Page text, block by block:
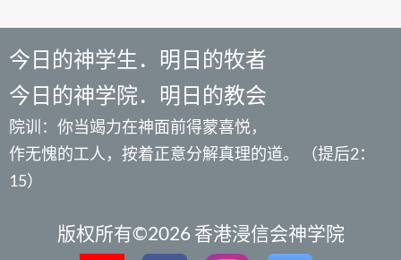
今日的神学生．明日的牧者
今日的神学院．明日的教会
院训：你当竭力在神面前得蒙喜悦，
作无愧的工人，按着正意分解真理的道。 （提后2：
15）
版权所有©2026 香港浸信会神学院